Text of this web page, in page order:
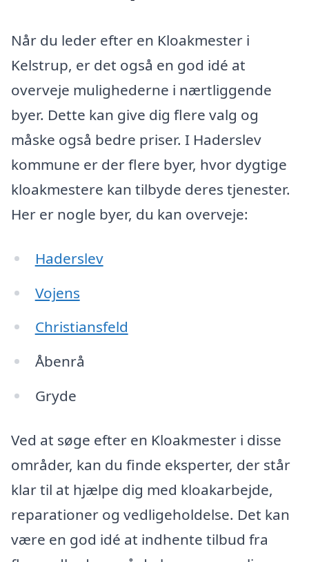
Når du leder efter en Kloakmester i
Kelstrup, er det også en god idé at
overveje mulighederne i nærtliggende
byer. Dette kan give dig flere valg og
måske også bedre priser. I Haderslev
kommune er der flere byer, hvor dygtige
kloakmestere kan tilbyde deres tjenester.
Her er nogle byer, du kan overveje:
Haderslev
Vojens
Christiansfeld
Åbenrå
Gryde
Ved at søge efter en Kloakmester i disse
områder, kan du finde eksperter, der står
klar til at hjælpe dig med kloakarbejde,
reparationer og vedligeholdelse. Det kan
være en god idé at indhente tilbud fra